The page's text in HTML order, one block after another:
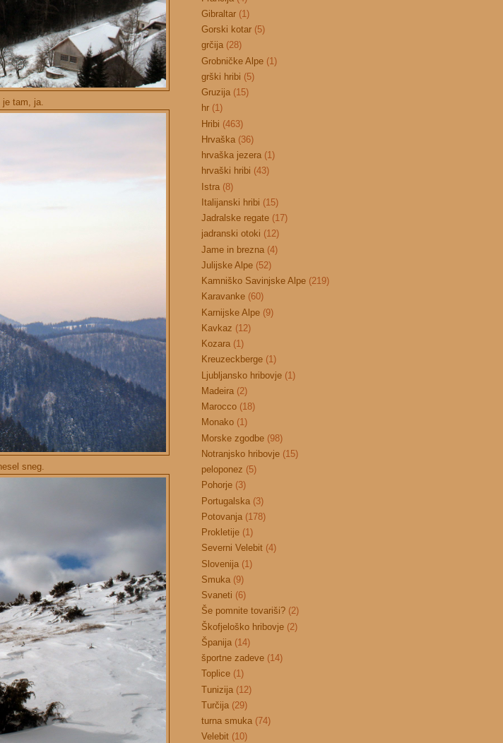
tam, ja.
sneg.
Gibraltar (1)
Gorski kotar (5)
grčija (28)
Grobničke Alpe (1)
grški hribi (5)
Gruzija (15)
hr (1)
Hribi (463)
Hrvaška (36)
hrvaška jezera (1)
hrvaški hribi (43)
Istra (8)
Italijanski hribi (15)
Jadralske regate (17)
jadranski otoki (12)
Jame in brezna (4)
Julijske Alpe (52)
Kamniško Savinjske Alpe (219)
Karavanke (60)
Karnijske Alpe (9)
Kavkaz (12)
Kozara (1)
Kreuzeckberge (1)
Ljubljansko hribovje (1)
Madeira (2)
Marocco (18)
Monako (1)
Morske zgodbe (98)
Notranjsko hribovje (15)
peloponez (5)
Pohorje (3)
Portugalska (3)
Potovanja (178)
Prokletije (1)
Severni Velebit (4)
Slovenija (1)
Smuka (9)
Svaneti (6)
Še pomnite tovariši? (2)
Škofjeloško hribovje (2)
Španija (14)
športne zadeve (14)
Toplice (1)
Tunizija (12)
Turčija (29)
turna smuka (74)
Velebit (10)